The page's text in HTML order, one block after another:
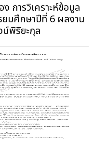
การวิเคราะห์ข้อมูล
มศึกษาปีที่ 6 ผลงาน
น์พิริยะกุล